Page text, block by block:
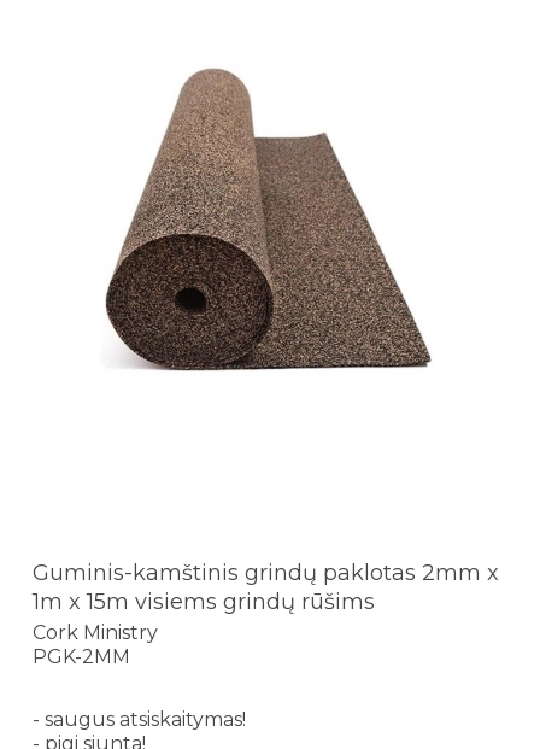
Guminis-kamštinis grindų paklotas 2mm x
1m x 15m visiems grindų rūšims
Cork Ministry
PGK-2MM
- saugus atsiskaitymas!
- pigi siunta!